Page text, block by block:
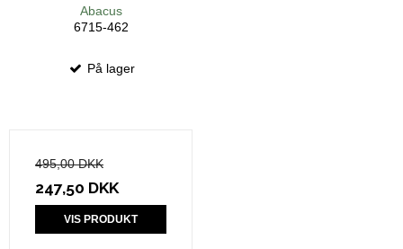
Abacus
6715-462
På lager
495,00 DKK
247,50 DKK
VIS PRODUKT